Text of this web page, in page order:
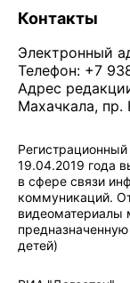
Контакты
Электронный
Телефон: +7
Адрес
Махачкала, пр.
19.04.2019 года
в сфере связи
коммуникаций.
видеоматериалы
детей)